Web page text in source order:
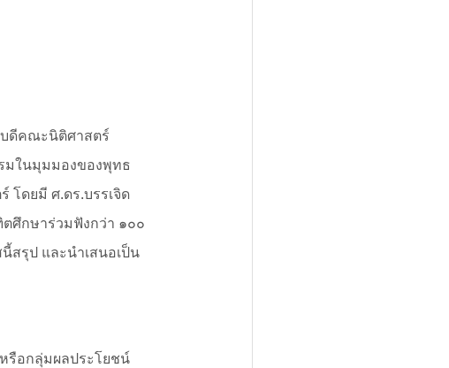
ดีคณะนิติศาสตร์
มในมุมมองของพุทธ
โดยมี ศ.ดร.บรรเจิด
ศึกษาร่วมฟังกว่า ๑๐๐
สรุป และนำเสนอเป็น
รือกลุ่มผลประโยชน์